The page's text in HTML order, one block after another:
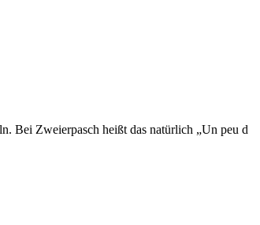
Bei Zweierpasch heißt das natürlich „Un peu d